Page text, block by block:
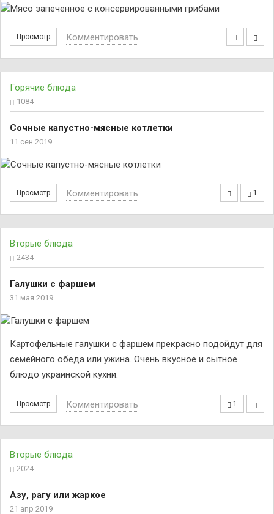
Просмотр Комментировать
Горячие блюда
1084
Сочные капустно-мясные котлетки
11 сен 2019
Просмотр 1
Комментировать
Вторые блюда
2434
Галушки с фаршем
31 мая 2019
Картофельные галушки с фаршем прекрасно подойдут для
семейного обеда или ужина. Очень вкусное и сытное
блюдо украинской кухни.
Просмотр 1
Комментировать
Вторые блюда
2024
Азу, рагу или жаркое
21 апр 2019